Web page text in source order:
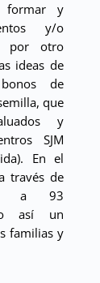
formar y
y/o
por otro
ideas de
de
que
y
SJM
En el
través de
a 93
así un
familias y